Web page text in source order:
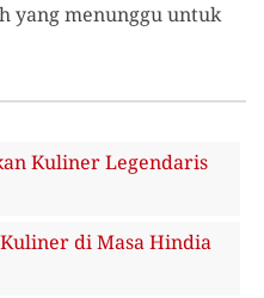
yang menunggu untuk
Kuliner Legendaris
di Masa Hindia